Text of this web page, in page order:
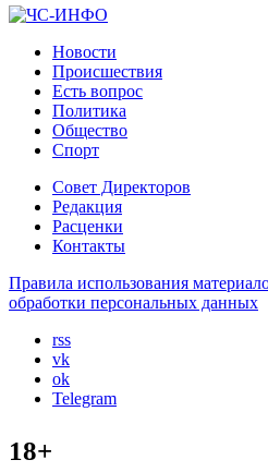
Новости
Происшествия
Есть вопрос
Политика
Общество
Спорт
Совет Директоров
Редакция
Расценки
Контакты
Правила использования
обработки персональных данных
rss
vk
ok
Telegram
18+